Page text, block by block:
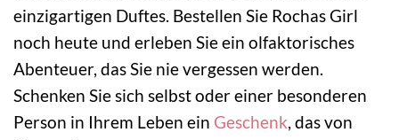
einzigartigen Duftes. Bestellen Sie Rochas Girl
noch heute und erleben Sie ein olfaktorisches
Abenteuer, das Sie nie vergessen werden.
Schenken Sie sich selbst oder einer besonderen
Person in Ihrem Leben ein Geschenk, das von